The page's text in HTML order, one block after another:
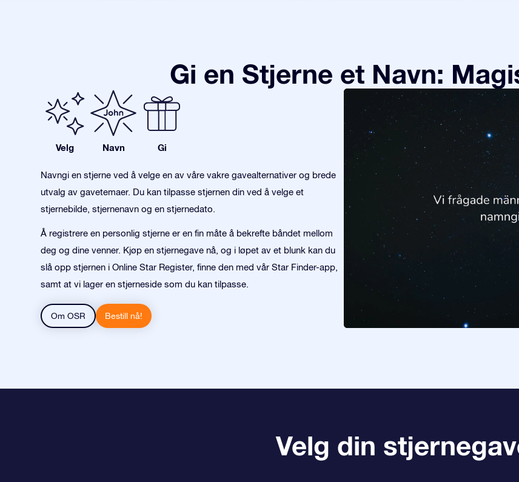
Gi en Stjerne et Navn:
Velg Navn Gi
Navngi en stjerne ved å velge en av våre vakre gavealternativer og brede
utvalg av gavetemaer. Du kan tilpasse stjernen din ved å velge et
stjernebilde, stjernenavn og en stjernedato.
Å registrere en personlig stjerne er en fin måte å bekrefte båndet mellom
deg og dine venner. Kjøp en stjernegave nå, og i løpet av et blunk kan du
slå opp stjernen i Online Star Register, finne den med vår Star Finder-app,
samt at vi lager en stjerneside som du kan tilpasse.
Om OSR Bestill nå!
Velg din